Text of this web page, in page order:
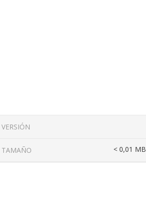
VERSIÓN
TAMAÑO < 0,01 MB